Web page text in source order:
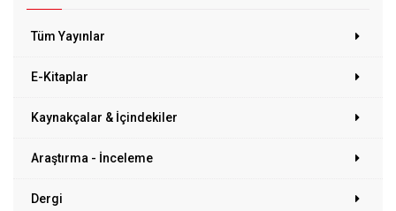
Tüm Yayınlar
E-Kitaplar
Kaynakçalar & İçindekiler
Araştırma - İnceleme
Dergi